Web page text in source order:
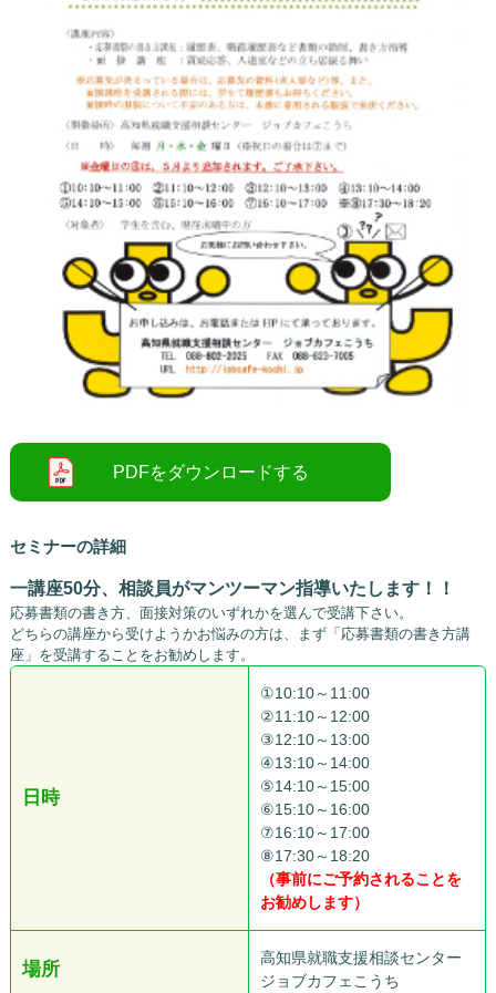
セミナーの詳細
一講座50分、相談員がマンツーマン指導いたします！！
応募書類の書き方、面接対策のいずれかを選んで受講下さい。
どちらの講座から受けようかお悩みの方は、まず「応募書類の書き方講
座」を受講することをお勧めします。
日時
①10:10～11:00
②11:10～12:00
③12:10～13:00
④13:10～14:00
⑤14:10～15:00
⑥15:10～16:00
⑦16:10～17:00
⑧17:30～18:20
（事前にご予約されることを
お勧めします）
場所
高知県就職支援相談センター
ジョブカフェこうち